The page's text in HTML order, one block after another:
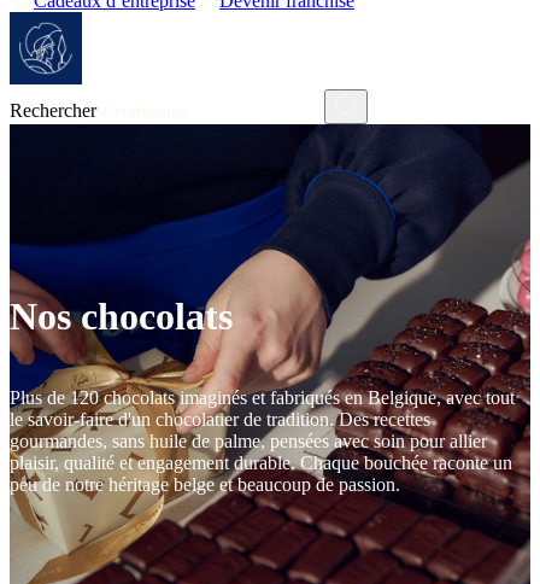
Rechercher
Nos chocolats
Plus de 120 chocolats imaginés et fabriqués en Belgique, avec tout
le savoir-faire d'un chocolatier de tradition. Des recettes
gourmandes, sans huile de palme, pensées avec soin pour allier
plaisir, qualité et engagement durable. Chaque bouchée raconte un
peu de notre héritage belge et beaucoup de passion.